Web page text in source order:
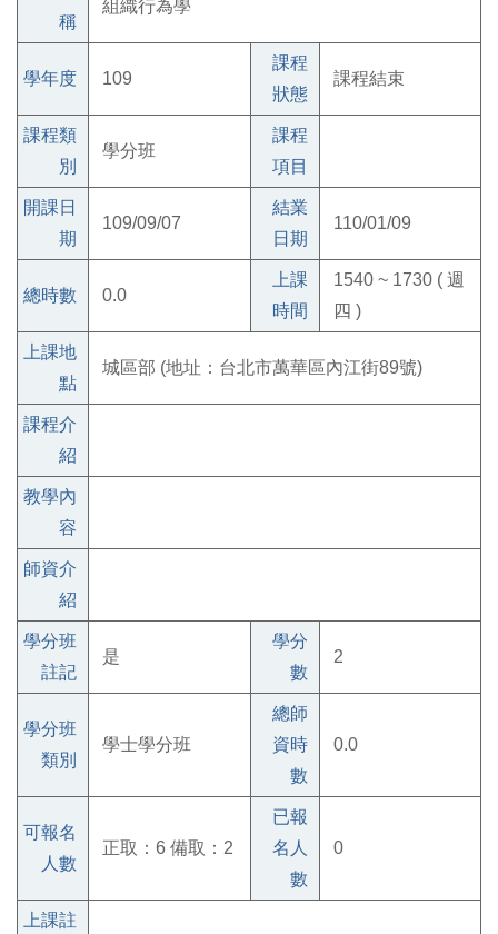
稱
組織行為學
學年度 109
課程
狀態
課程結束
課程類
別
學分班
課程
項目
開課日
期
109/09/07
結業
日期
110/01/09
總時數 0.0
上課
時間
1540 ~ 1730 ( 週
四 )
上課地
點
城區部 (地址：台北市萬華區內江街89號)
課程介
紹
教學內
容
師資介
紹
學分班
註記
是
學分
數
2
學分班
類別
學士學分班
總師
資時
數
0.0
可報名
人數
正取：6 備取：2
已報
名人
數
0
上課註